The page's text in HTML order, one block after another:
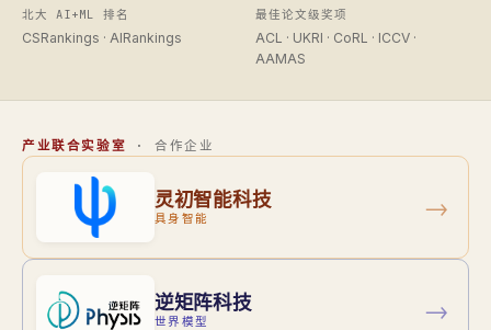
北大 AI+ML 排名
CSRankings · AIRankings
最佳论文级奖项
ACL · UKRI · CoRL · ICCV ·
AAMAS
产业联合实验室 · 合作企业
灵初智能科技
具身智能 →
逆矩阵科技
世界模型 →